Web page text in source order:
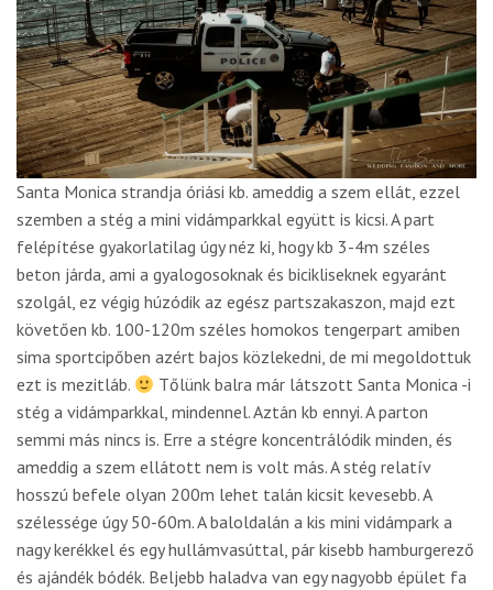
Santa Monica strandja óriási kb. ameddig a szem ellát, ezzel
szemben a stég a mini vidámparkkal együtt is kicsi. A part
felépítése gyakorlatilag úgy néz ki, hogy kb 3-4m széles
beton járda, ami a gyalogosoknak és bicikliseknek egyaránt
szolgál, ez végig húzódik az egész partszakaszon, majd ezt
követően kb. 100-120m széles homokos tengerpart amiben
sima sportcipőben azért bajos közlekedni, de mi megoldottuk
ezt is mezitláb.
Tőlünk balra már látszott Santa Monica -i
stég a vidámparkkal, mindennel. Aztán kb ennyi. A parton
semmi más nincs is. Erre a stégre koncentrálódik minden, és
ameddig a szem ellátott nem is volt más. A stég relatív
hosszú befele olyan 200m lehet talán kicsit kevesebb. A
szélessége úgy 50-60m. A baloldalán a kis mini vidámpark a
nagy kerékkel és egy hullámvasúttal, pár kisebb hamburgerező
és ajándék bódék. Beljebb haladva van egy nagyobb épület fa